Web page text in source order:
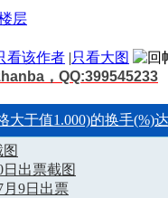
看该作者 |只看大图
，QQ:399545233
大于值1.000)的换手(%)
出票截图
9日出票